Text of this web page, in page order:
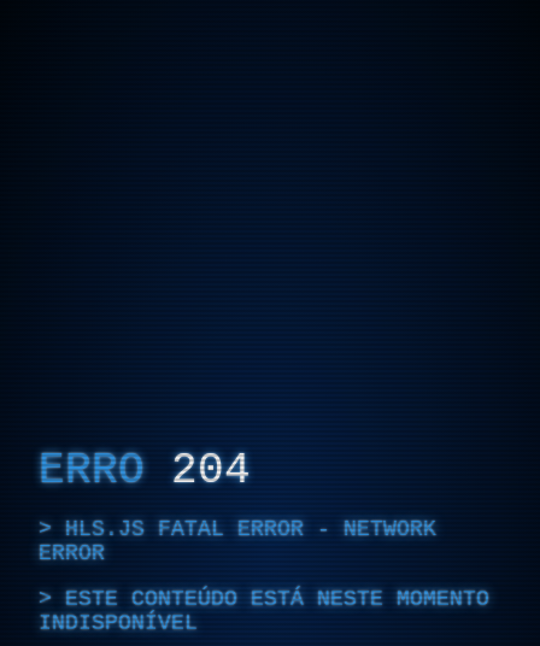
ERRO 204
HLS.JS FATAL ERROR - NETWORK
ERROR
ESTE CONTEÚDO ESTÁ NESTE MOMENTO
INDISPONÍVEL